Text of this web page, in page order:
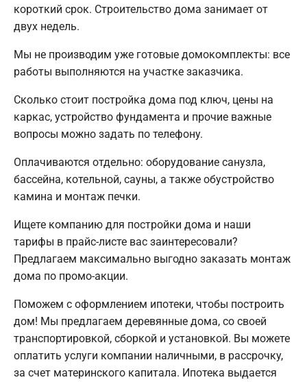
короткий срок. Строительство дома занимает от
двух недель.
Мы не производим уже готовые домокомплекты: все
работы выполняются на участке заказчика.
Сколько стоит постройка дома под ключ, цены на
каркас, устройство фундамента и прочие важные
вопросы можно задать по телефону.
Оплачиваются отдельно: оборудование санузла,
бассейна, котельной, сауны, а также обустройство
камина и монтаж печки.
Ищете компанию для постройки дома и наши
тарифы в прайс-листе вас заинтересовали?
Предлагаем максимально выгодно заказать монтаж
дома по промо-акции.
Поможем с оформлением ипотеки, чтобы построить
дом! Мы предлагаем деревянные дома, со своей
транспортировкой, сборкой и установкой. Вы можете
оплатить услуги компании наличными, в рассрочку,
за счет материнского капитала. Ипотека выдается